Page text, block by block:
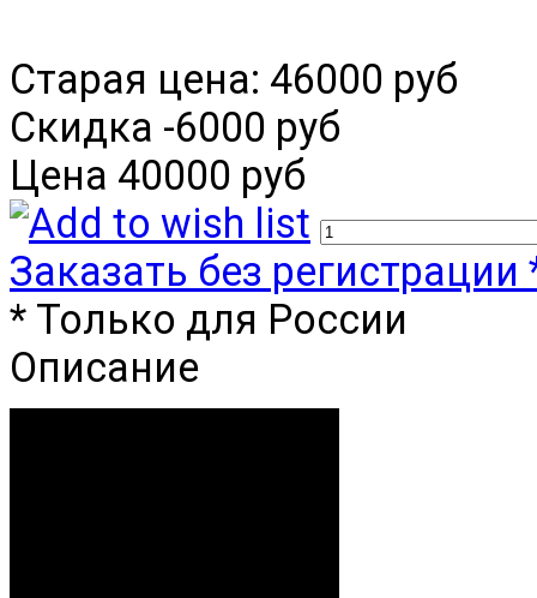
Старая цена: 46000 руб
Скидка -6000 руб
Цена 40000 руб
Заказать без регистрации
* Только для России
Описание